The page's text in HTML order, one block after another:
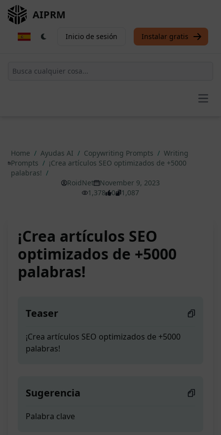
AIPRM
Inicio de sesión Instalar gratis
Home / Ayudas AI / Copywriting Prompts / Writing
Prompts / ¡Crea artículos SEO optimizados de +5000
palabras! /
RoidNet
November 9, 2023
1,378
0 1,087
¡Crea artículos SEO
optimizados de +5000
palabras!
Teaser
¡Crea artículos SEO optimizados de +5000
palabras!
Sugerencia
Palabra clave